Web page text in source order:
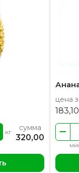
кг сумма
320,00
цена
183,10